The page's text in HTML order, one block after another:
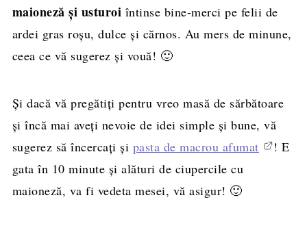
maioneză şi usturoi întinse bine-merci pe felii de
ardei gras roşu, dulce şi cărnos. Au mers de minune,
ceea ce vă sugerez şi vouă! 🙂
Și dacă vă pregătiți pentru vreo masă de sărbătoare
și încă mai aveți nevoie de idei simple și bune, vă
sugerez să încercați și pasta de macrou afumat
! E
gata în 10 minute și alături de ciupercile cu
maioneză, va fi vedeta mesei, vă asigur! 🙂